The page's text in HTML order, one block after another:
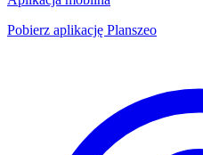
Pobierz aplikację Planszeo